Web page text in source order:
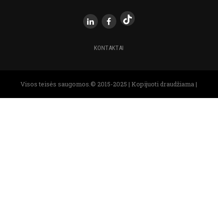
KONTAKTAI
Visos teisės saugomos.© 2015-2025 | Kopijuoti draudžiama |